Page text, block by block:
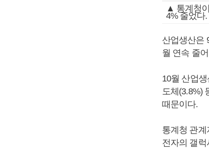
▲ 통계청
4% 줄었다
산업생산은
월 연속 줄
10월 산업
도체(3.8%)
때문이다.
통계청 관계
전자의 갤럭